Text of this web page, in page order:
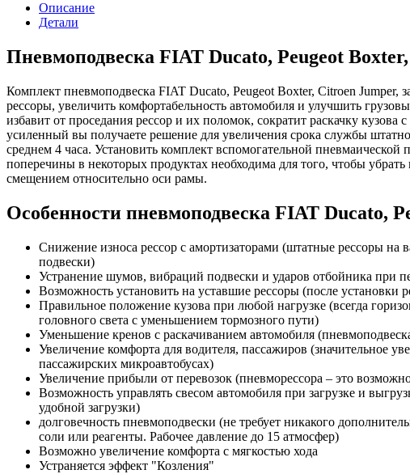
Описание
Детали
Пневмоподвеска FIAT Ducato, Peugeot
Комплект пневмоподвеска FIAT Ducato, Peugeot Boxter, Citroen Jumper,
рессоры, увеличить комфортабельность автомобиля и улучшить
избавит от проседания рессор и их поломок, сократит раскачку
усиленный вы получаете решение для увеличения срока службы
среднем 4 часа. Установить комплект вспомогательной
поперечины в некоторых продуктах необходима для того, чтобы
смещением относительно оси рамы.
Особенности пневмоподвеска FIAT Ducato,
Снижение износа рессор с амортизаторами (штатные рессоры на
подвески)
Устранение шумов, вибраций подвески и ударов отбойника при
Возможность установить на уставшие рессоры (после
Правильное положение кузова при любой нагрузке (всегда
головного света с уменьшением тормозного пути)
Уменьшение кренов с раскачиванием автомобиля
Увеличение комфорта для водителя, пассажиров (значительное
пассажирских микроавтобусах)
Увеличение прибыли от перевозок (пневморессора – это
Возможность управлять свесом автомобиля при загрузке и
удобной загрузки)
долговечность пневмоподвески (не требует никакого
соли или реагенты. Рабочее давление до 15 атмосфер)
Возможно увеличение комфорта с мягкостью хода
Устраняется эффект "Козления"